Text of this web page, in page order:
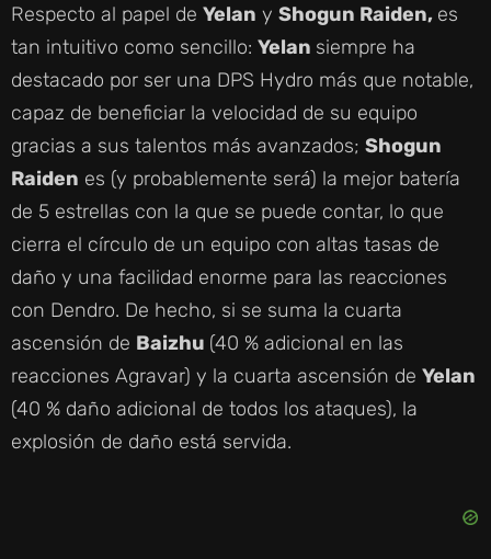
Respecto al papel de Yelan y Shogun Raiden, es
tan intuitivo como sencillo: Yelan siempre ha
destacado por ser una DPS Hydro más que notable,
capaz de beneficiar la velocidad de su equipo
gracias a sus talentos más avanzados; Shogun
Raiden es (y probablemente será) la mejor batería
de 5 estrellas con la que se puede contar, lo que
cierra el círculo de un equipo con altas tasas de
daño y una facilidad enorme para las reacciones
con Dendro. De hecho, si se suma la cuarta
ascensión de Baizhu (40 % adicional en las
reacciones Agravar) y la cuarta ascensión de Yelan
(40 % daño adicional de todos los ataques), la
explosión de daño está servida.